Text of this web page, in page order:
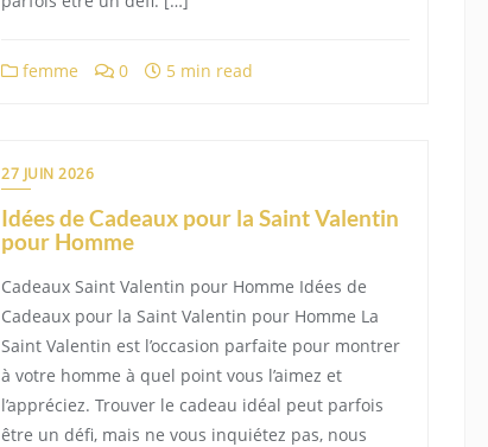
femme 0 5 min read
27 JUIN 2026
Idées de Cadeaux pour la Saint Valentin
pour Homme
Cadeaux Saint Valentin pour Homme Idées de
Cadeaux pour la Saint Valentin pour Homme La
Saint Valentin est l’occasion parfaite pour montrer
à votre homme à quel point vous l’aimez et
l’appréciez. Trouver le cadeau idéal peut parfois
être un défi, mais ne vous inquiétez pas, nous